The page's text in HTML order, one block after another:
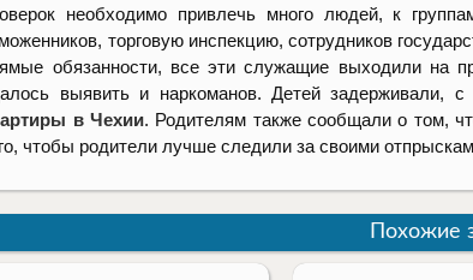
необходимо привлечь много людей, к
торговую инспекцию, сотрудников
обязанности, все эти служащие выходили на
выявить и наркоманов. Детей задерживали,
в Чехии. Родителям также сообщали о том,
чтобы родители лучше следили за своими
Похожие